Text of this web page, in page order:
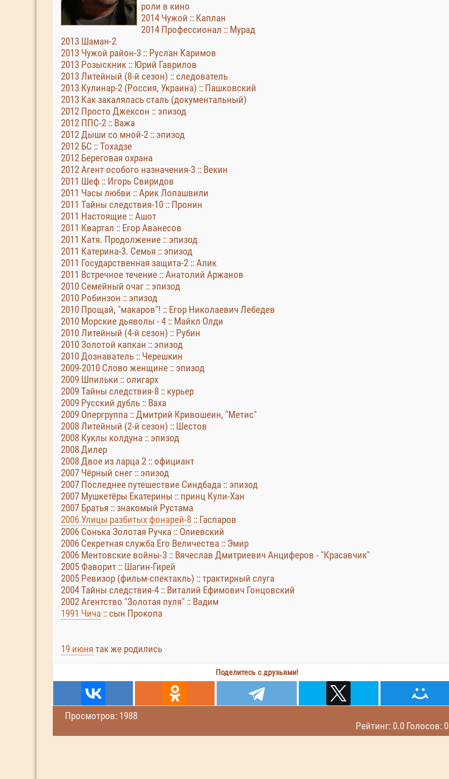
роли в кино
2014 Чужой :: Каплан
2014 Профессионал :: Мурад
2013 Шаман-2
2013 Чужой район-3 :: Руслан Каримов
2013 Розыскник :: Юрий Гаврилов
2013 Литейный (8-й сезон) :: следователь
2013 Кулинар-2 (Россия, Украина) :: Пашковский
2013 Как закалялась сталь (документальный)
2012 Просто Джексон :: эпизод
2012 ППС-2 :: Важа
2012 Дыши со мной-2 :: эпизод
2012 БС :: Тохадзе
2012 Береговая охрана
2012 Агент особого назначения-3 :: Векин
2011 Шеф :: Игорь Свиридов
2011 Часы любви :: Арик Лопашвили
2011 Тайны следствия-10 :: Пронин
2011 Настоящие :: Ашот
2011 Квартал :: Егор Аванесов
2011 Катя. Продолжение :: эпизод
2011 Катерина-3. Семья :: эпизод
2011 Государственная защита-2 :: Алик
2011 Встречное течение :: Анатолий Аржанов
2010 Семейный очаг :: эпизод
2010 Робинзон :: эпизод
2010 Прощай, "макаров"! :: Егор Николаевич Лебедев
2010 Морские дьяволы - 4 :: Майкл Олди
2010 Литейный (4-й сезон) :: Рубин
2010 Золотой капкан :: эпизод
2010 Дознаватель :: Черешкин
2009-2010 Слово женщине :: эпизод
2009 Шпильки :: олигарх
2009 Тайны следствия-8 :: курьер
2009 Русский дубль :: Ваха
2009 Опергруппа :: Дмитрий Кривошеин, "Метис"
2008 Литейный (2-й сезон) :: Шестов
2008 Куклы колдуна :: эпизод
2008 Дилер
2008 Двое из ларца 2 :: официант
2007 Чёрный снег :: эпизод
2007 Последнее путешествие Синдбада :: эпизод
2007 Мушкетёры Екатерины :: принц Кули-Хан
2007 Братья :: знакомый Рустама
2006 Улицы разбитых фонарей-8 :: Гаспаров
2006 Сонька Золотая Ручка :: Олиевский
2006 Секретная служба Его Величества :: Эмир
2006 Ментовские войны-3 :: Вячеслав Дмитриевич Анциферов - "Красавчик"
2005 Фаворит :: Шагин-Гирей
2005 Ревизор (фильм-спектакль) :: трактирный слуга
2004 Тайны следствия-4 :: Виталий Ефимович Гонцовский
2002 Агентство "Золотая пуля" :: Вадим
1991 Чича :: сын Прокопа
19 июня так же родились
Поделитесь с друзьями!
Просмотров: 1988
Рейтинг: 0.0 Голосов: 0